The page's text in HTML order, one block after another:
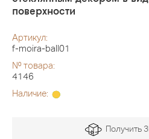
поверхности
Артикул:
f-moira-ball01
№ товара:
4146
Наличие:
Получить